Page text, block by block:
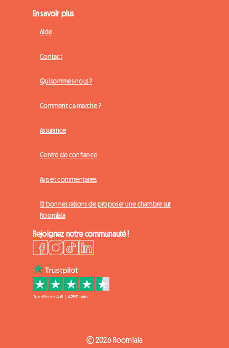
En savoir plus
Aide
Contact
Qui sommes-nous ?
Comment ça marche ?
Assurance
Centre de confiance
Avis et commentaires
12 bonnes raisons de proposer une chambre sur
Roomlala
Rejoignez notre communauté !
© 2026 Roomlala